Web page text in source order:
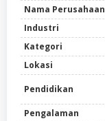
Nama Perusahaan
Industri
Kategori
Lokasi
Pendidikan
Pengalaman